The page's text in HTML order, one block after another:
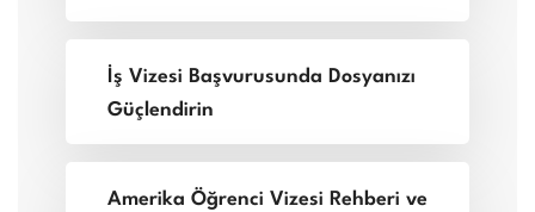
İş Vizesi Başvurusunda Dosyanızı
Güçlendirin
Amerika Öğrenci Vizesi Rehberi ve